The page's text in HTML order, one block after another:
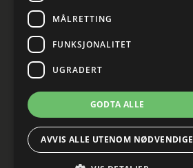
Cookies innstillinger
MÅLRETTING
FUNKSJONALITET
UGRADERT
GODTA ALLE
AVVIS ALLE UTENOM NØDVENDIGE